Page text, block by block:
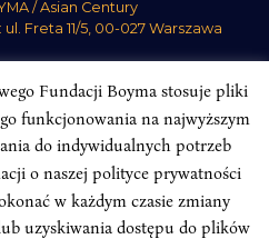
/ Asian Century
Freta 11/5, 00-027 Warszawa
PRAWA ZASTRZEŻONE.Polityka
Prywatności Fundacji
Fundacji Boyma stosuje pliki
funkcjonowania na najwyższym
do indywidualnych potrzeb
o naszej polityce prywatności
w każdym czasie zmiany
uzyskiwania dostępu do plików